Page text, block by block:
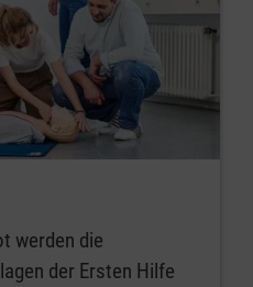
werden die
der Ersten Hilfe